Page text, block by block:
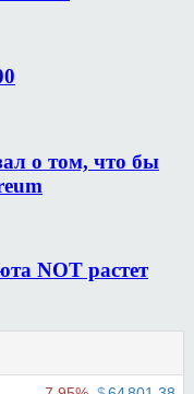
о том, что бы
NOT растет